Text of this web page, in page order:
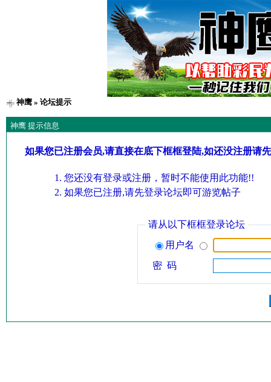
神鹰» 论坛提示
神鹰 提示信息
如果您已注册会员,请直接在底下框框登陆,如还没注册请
您还没有登录或注册，暂时不能使用此功能!!
如果您已注册,请先登录论坛即可游览帖子
请从以下框框登录论坛
用户名
密 码